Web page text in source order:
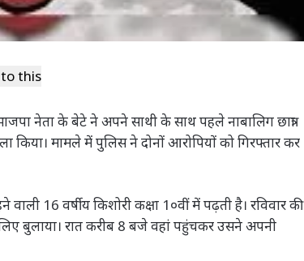
this
नेता के बेटे ने अपने साथी के साथ पहले नाबालिग छात्रा
किया। मामले में पुलिस ने दोनों आरोपियों को गिरफ्तार कर
16 वर्षीय किशोरी कक्षा 1०वीं में पढ़ती है। रविवार की
बुलाया। रात करीब 8 बजे वहां पहुंचकर उसने अपनी